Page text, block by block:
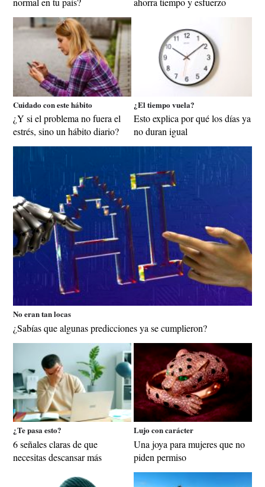
Cuidado con este hábito
¿Y si el problema no fuera el
estrés, sino un hábito diario?
¿El tiempo vuela?
Esto explica por qué los días ya
no duran igual
No eran tan locas
¿Sabías que algunas predicciones ya se cumplieron?
¿Te pasa esto?
6 señales claras de que
necesitas descansar más
Lujo con carácter
Una joya para mujeres que no
piden permiso